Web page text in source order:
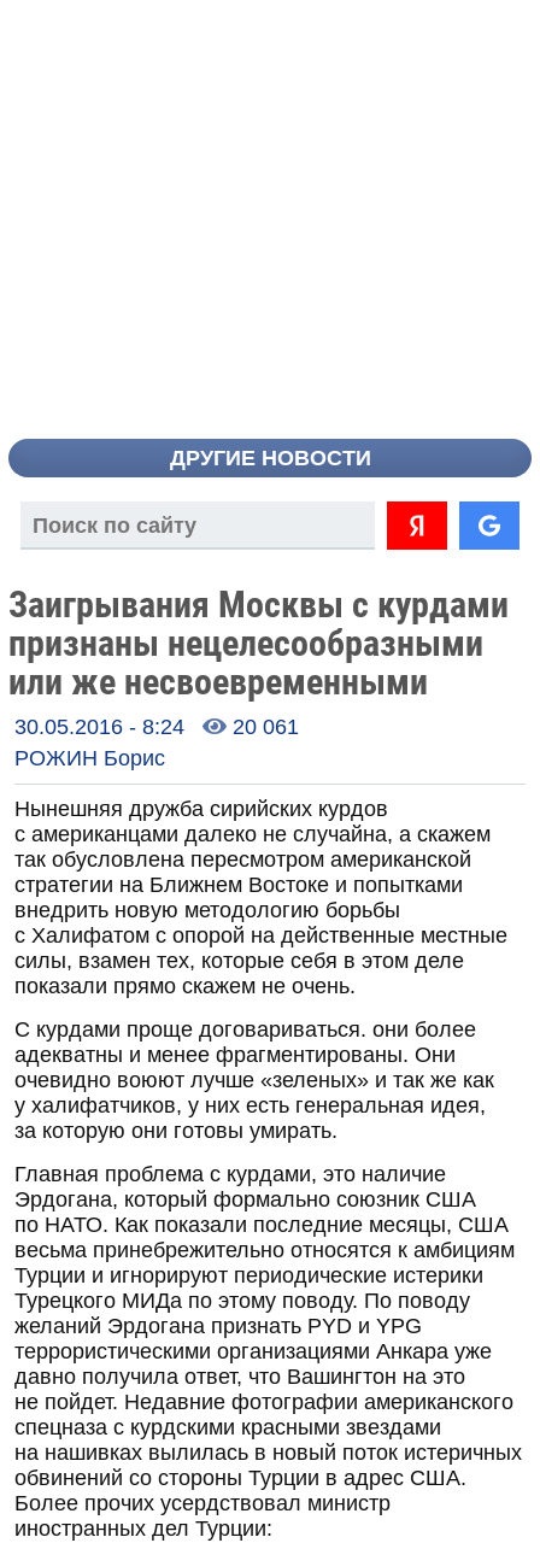
ДРУГИЕ НОВОСТИ
Заигрывания Москвы с курдами
признаны нецелесообразными
или же несвоевременными
30.05.2016 - 8:24  20 061
РОЖИН Борис
Нынешняя дружба сирийских курдов
с американцами далеко не случайна, а скажем
так обусловлена пересмотром американской
стратегии на Ближнем Востоке и попытками
внедрить новую методологию борьбы
с Халифатом с опорой на действенные местные
силы, взамен тех, которые себя в этом деле
показали прямо скажем не очень.
С курдами проще договариваться. они более
адекватны и менее фрагментированы. Они
очевидно воюют лучше «зеленых» и так же как
у халифатчиков, у них есть генеральная идея,
за которую они готовы умирать.
Главная проблема с курдами, это наличие
Эрдогана, который формально союзник США
по НАТО. Как показали последние месяцы, США
весьма принебрежительно относятся к амбициям
Турции и игнорируют периодические истерики
Турецкого МИДа по этому поводу. По поводу
желаний Эрдогана признать PYD и YPG
террористическими организациями Анкара уже
давно получила ответ, что Вашингтон на это
не пойдет. Недавние фотографии американского
спецназа с курдскими красными звездами
на нашивках вылилась в новый поток истеричных
обвинений со стороны Турции в адрес США.
Более прочих усердствовал министр
иностранных дел Турции: